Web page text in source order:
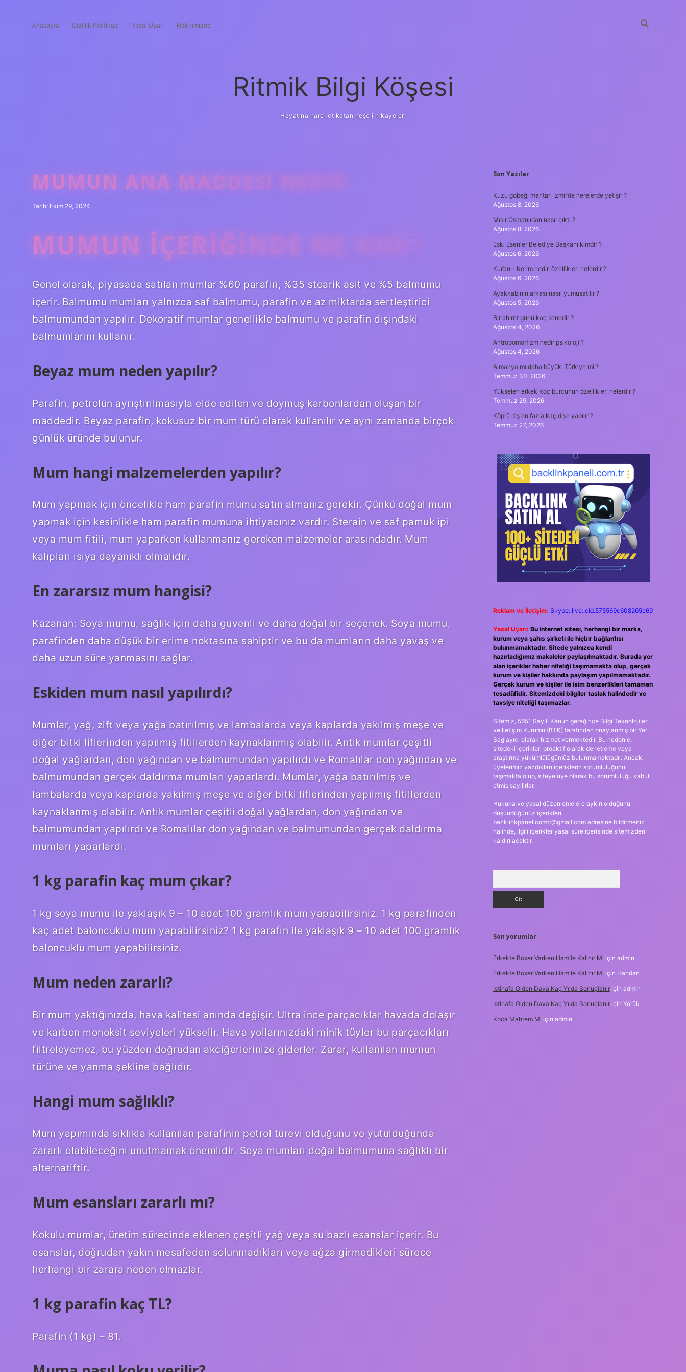
Anasayfa Gizlilik Politikası Yasal Uyarı Hakkımızda
Ritmik Bilgi Köşesi
Hayatına hareket katan neşeli hikayeler!
MUMUN ANA MADDESI NEDIR
Tarih: Ekim 29, 2024
MUMUN IÇERIĞINDE NE VAR?
Genel olarak, piyasada satılan mumlar %60 parafin, %35 stearik asit ve %5 balmumu
içerir. Balmumu mumları yalnızca saf balmumu, parafin ve az miktarda sertleştirici
balmumundan yapılır. Dekoratif mumlar genellikle balmumu ve parafin dışındaki
balmumlarını kullanır.
Beyaz mum neden yapılır?
Parafin, petrolün ayrıştırılmasıyla elde edilen ve doymuş karbonlardan oluşan bir
maddedir. Beyaz parafin, kokusuz bir mum türü olarak kullanılır ve aynı zamanda birçok
günlük üründe bulunur.
Mum hangi malzemelerden yapılır?
Mum yapmak için öncelikle ham parafin mumu satın almanız gerekir. Çünkü doğal mum
yapmak için kesinlikle ham parafin mumuna ihtiyacınız vardır. Sterain ve saf pamuk ipi
veya mum fitili, mum yaparken kullanmanız gereken malzemeler arasındadır. Mum
kalıpları ısıya dayanıklı olmalıdır.
En zararsız mum hangisi?
Kazanan: Soya mumu, sağlık için daha güvenli ve daha doğal bir seçenek. Soya mumu,
parafinden daha düşük bir erime noktasına sahiptir ve bu da mumların daha yavaş ve
daha uzun süre yanmasını sağlar.
Eskiden mum nasıl yapılırdı?
Mumlar, yağ, zift veya yağa batırılmış ve lambalarda veya kaplarda yakılmış meşe ve
diğer bitki liflerinden yapılmış fitillerden kaynaklanmış olabilir. Antik mumlar çeşitli
doğal yağlardan, don yağından ve balmumundan yapılırdı ve Romalılar don yağından ve
balmumundan gerçek daldırma mumları yaparlardı. Mumlar, yağa batırılmış ve
lambalarda veya kaplarda yakılmış meşe ve diğer bitki liflerinden yapılmış fitillerden
kaynaklanmış olabilir. Antik mumlar çeşitli doğal yağlardan, don yağından ve
balmumundan yapılırdı ve Romalılar don yağından ve balmumundan gerçek daldırma
mumları yaparlardı.
1 kg parafin kaç mum çıkar?
1 kg soya mumu ile yaklaşık 9 – 10 adet 100 gramlık mum yapabilirsiniz. 1 kg parafinden
kaç adet baloncuklu mum yapabilirsiniz? 1 kg parafin ile yaklaşık 9 – 10 adet 100 gramlık
baloncuklu mum yapabilirsiniz.
Mum neden zararlı?
Bir mum yaktığınızda, hava kalitesi anında değişir. Ultra ince parçacıklar havada dolaşır
ve karbon monoksit seviyeleri yükselir. Hava yollarınızdaki minik tüyler bu parçacıkları
filtreleyemez, bu yüzden doğrudan akciğerlerinize giderler. Zarar, kullanılan mumun
türüne ve yanma şekline bağlıdır.
Hangi mum sağlıklı?
Mum yapımında sıklıkla kullanılan parafinin petrol türevi olduğunu ve yutulduğunda
zararlı olabileceğini unutmamak önemlidir. Soya mumları doğal balmumuna sağlıklı bir
alternatiftir.
Mum esansları zararlı mı?
Kokulu mumlar, üretim sürecinde eklenen çeşitli yağ veya su bazlı esanslar içerir. Bu
esanslar, doğrudan yakın mesafeden solunmadıkları veya ağza girmedikleri sürece
herhangi bir zarara neden olmazlar.
1 kg parafin kaç TL?
Parafin (1 kg) – 81.
SIDEBAR
Son Yazılar
Kuzu göbeği mantarı İzmir’de nerelerde yetişir ?
Ağustos 8, 2026
Mısır Osmanlıdan nasıl çıktı ?
Ağustos 8, 2026
Eski Esenler Belediye Başkanı kimdir ?
Ağustos 6, 2026
Kur’an-ı Kerim nedir, özellikleri nelerdir ?
Ağustos 6, 2026
Ayakkabının arkası nasıl yumuşatılır ?
Ağustos 5, 2026
Bir ahiret günü kaç senedir ?
Ağustos 4, 2026
Antropomorfizm nedir psikoloji ?
Ağustos 4, 2026
Almanya mı daha büyük, Türkiye mi ?
Temmuz 30, 2026
Yükselen erkek Koç burcunun özellikleri nelerdir ?
Temmuz 29, 2026
Köprü diş en fazla kaç dişe yapılır ?
Temmuz 27, 2026
Reklam ve İletişim: Skype: live:.cid.575569c608265c69
Yasal Uyarı: Bu internet sitesi, herhangi bir marka,
kurum veya şahıs şirketi ile hiçbir bağlantısı
bulunmamaktadır. Sitede yalnızca kendi
hazırladığımız makaleler paylaşılmaktadır. Burada yer
alan içerikler haber niteliği taşımamakta olup, gerçek
kurum ve kişiler hakkında paylaşım yapılmamaktadır.
Gerçek kurum ve kişiler ile isim benzerlikleri tamamen
tesadüfidir. Sitemizdeki bilgiler taslak halindedir ve
tavsiye niteliği taşımazlar.
Sitemiz, 5651 Sayılı Kanun gereğince Bilgi Teknolojileri
ve İletişim Kurumu (BTK) tarafından onaylanmış bir Yer
Sağlayıcı olarak hizmet vermektedir. Bu nedenle,
sitedeki içerikleri proaktif olarak denetleme veya
araştırma yükümlülüğümüz bulunmamaktadır. Ancak,
üyelerimiz yazdıkları içeriklerin sorumluluğunu
taşımakta olup, siteye üye olarak bu sorumluluğu kabul
etmiş sayılırlar.
Hukuka ve yasal düzenlemelere aykırı olduğunu
düşündüğünüz içerikleri,
backlinkpanelicomtr@gmail.comadresine bildirmeniz
halinde, ilgili içerikler yasal süre içerisinde sitemizden
kaldırılacaktır.
Son yorumlar
Erkekte Boxer Varken Hamile Kalınır Mı için admin
Erkekte Boxer Varken Hamile Kalınır Mı için Handan
Istinafa Giden Dava Kaç Yılda Sonuçlanıriçin admin
Istinafa Giden Dava Kaç Yılda Sonuçlanıriçin Yörük
Koca Mahrem Mi için admin